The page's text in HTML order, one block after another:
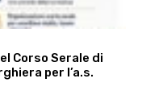
Corso Serale di
per l’a.s.